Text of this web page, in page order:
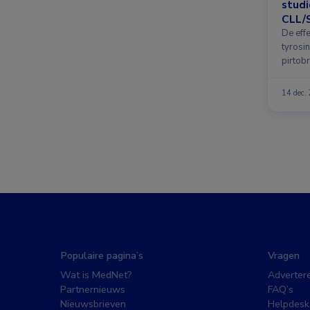
CLL/
De
14 dec.
Populaire pagina’s
Wat is MedNet?
Partnernieuws
Nieuwsbrieven
Vragen
FAQ’s